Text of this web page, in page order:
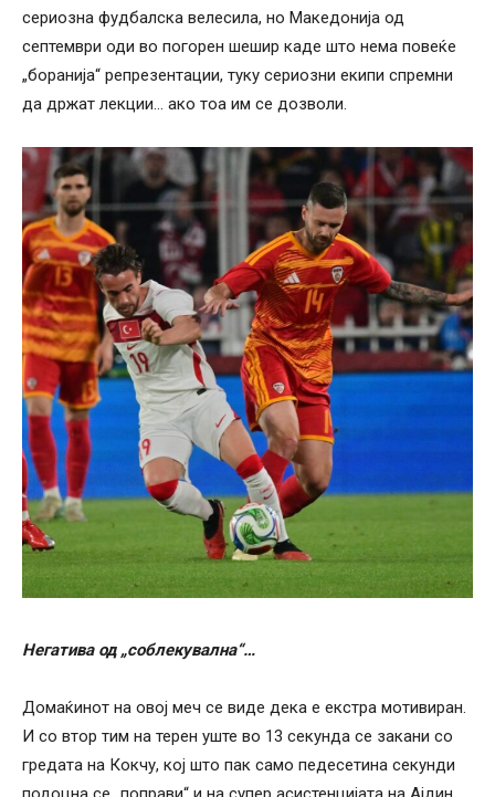
сериозна фудбалска велесила, но Македонија од
септември оди во погорен шешир каде што нема повеќе
„боранија“ репрезентации, туку сериозни екипи спремни
да држат лекции… ако тоа им се дозволи.
Негатива од „соблекувална“…
Домаќинот на овој меч се виде дека е екстра мотивиран.
И со втор тим на терен уште во 13 секунда се закани со
гредата на Кокчу, кој што пак само педесетина секунди